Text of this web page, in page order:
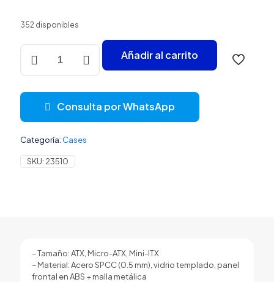
352 disponibles
CASE
RGB
FALCON
BK-
MID
TOWER
VENTILADORES
MALLA
Añadir al carrito
Consulta por WhatsApp
Categoría: Cases
SKU: 23510
– Tamaño: ATX, Micro-ATX, Mini-ITX
– Material: Acero SPCC (0.5 mm), vidrio templado, panel
frontal en ABS + malla metálica